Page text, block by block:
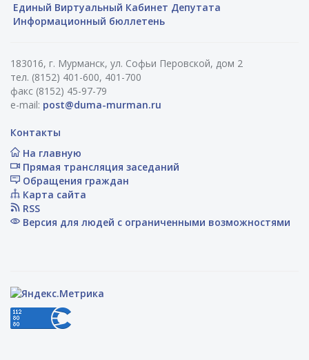
Единый Виртуальный Кабинет Депутата
Информационный бюллетень
183016, г. Мурманск, ул. Софьи Перовской, дом 2
тел. (8152) 401-600, 401-700
факс (8152) 45-97-79
e-mail: post@duma-murman.ru
Контакты
На главную
Прямая трансляция заседаний
Обращения граждан
Карта сайта
RSS
Версия для людей с ограниченными возможностями